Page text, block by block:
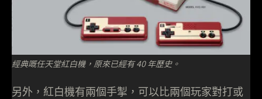
經典嘅任天堂紅白機，原來已經有 40 年歷史。
另外，紅白機有兩個手掣，可以比兩個玩家對打或